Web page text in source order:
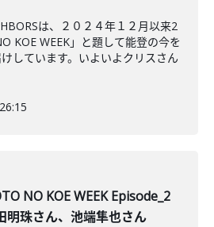
は、２０２４年１２月以来2
KOE WEEK」と題して能登の今を
しています。いよいよクリスさん
NO KOE WEEK Episode_2
明珠さん、池端隼也さん